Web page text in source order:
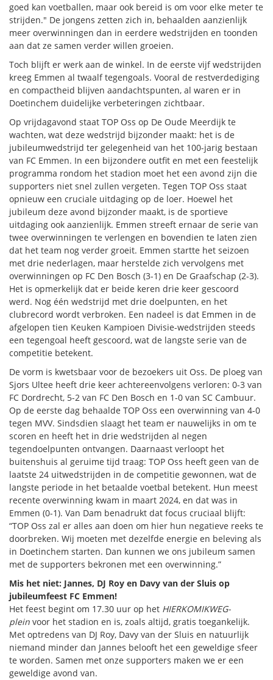
goed kan voetballen, maar ook bereid is om voor elke meter te
strijden." De jongens zetten zich in, behaalden aanzienlijk
meer overwinningen dan in eerdere wedstrijden en toonden
aan dat ze samen verder willen groeien.
Toch blijft er werk aan de winkel. In de eerste vijf wedstrijden
kreeg Emmen al twaalf tegengoals. Vooral de restverdediging
en compactheid blijven aandachtspunten, al waren er in
Doetinchem duidelijke verbeteringen zichtbaar.
Op vrijdagavond staat TOP Oss op De Oude Meerdijk te
wachten, wat deze wedstrijd bijzonder maakt: het is de
jubileumwedstrijd ter gelegenheid van het 100-jarig bestaan
van FC Emmen. In een bijzondere outfit en met een feestelijk
programma rondom het stadion moet het een avond zijn die
supporters niet snel zullen vergeten. Tegen TOP Oss staat
opnieuw een cruciale uitdaging op de loer. Hoewel het
jubileum deze avond bijzonder maakt, is de sportieve
uitdaging ook aanzienlijk. Emmen streeft ernaar de serie van
twee overwinningen te verlengen en bovendien te laten zien
dat het team nog verder groeit. Emmen startte het seizoen
met drie nederlagen, maar herstelde zich vervolgens met
overwinningen op FC Den Bosch (3-1) en De Graafschap (2-3).
Het is opmerkelijk dat er beide keren drie keer gescoord
werd. Nog één wedstrijd met drie doelpunten, en het
clubrecord wordt verbroken. Een nadeel is dat Emmen in de
afgelopen tien Keuken Kampioen Divisie-wedstrijden steeds
een tegengoal heeft gescoord, wat de langste serie van de
competitie betekent.
De vorm is kwetsbaar voor de bezoekers uit Oss. De ploeg van
Sjors Ultee heeft drie keer achtereenvolgens verloren: 0-3 van
FC Dordrecht, 5-2 van FC Den Bosch en 1-0 van SC Cambuur.
Op de eerste dag behaalde TOP Oss een overwinning van 4-0
tegen MVV. Sindsdien slaagt het team er nauwelijks in om te
scoren en heeft het in drie wedstrijden al negen
tegendoelpunten ontvangen. Daarnaast verloopt het
buitenshuis al geruime tijd traag: TOP Oss heeft geen van de
laatste 24 uitwedstrijden in de competitie gewonnen, wat de
langste periode in het betaalde voetbal betekent. Hun meest
recente overwinning kwam in maart 2024, en dat was in
Emmen (0-1). Van Dam benadrukt dat focus cruciaal blijft:
“TOP Oss zal er alles aan doen om hier hun negatieve reeks te
doorbreken. Wij moeten met dezelfde energie en beleving als
in Doetinchem starten. Dan kunnen we ons jubileum samen
met de supporters bekronen met een overwinning.”
Mis het niet: Jannes, DJ Roy en Davy van der Sluis op
jubileumfeest FC Emmen!
Het feest begint om 17.30 uur op het HIERKOMIKWEG-
plein voor het stadion en is, zoals altijd, gratis toegankelijk.
Met optredens van DJ Roy, Davy van der Sluis en natuurlijk
niemand minder dan Jannes belooft het een geweldige sfeer
te worden. Samen met onze supporters maken we er een
geweldige avond van.